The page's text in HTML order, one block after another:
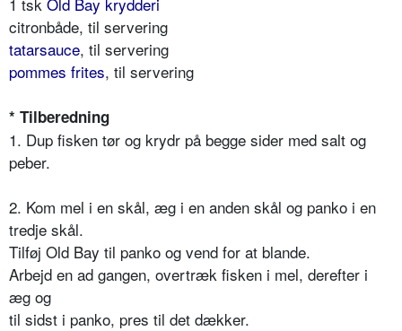
citronbåde, til servering
tatarsauce, til servering
pommes frites, til servering
* Tilberedning
1. Dup fisken tør og krydr på begge sider med salt og
peber.
2. Kom mel i en skål, æg i en anden skål og panko i en
tredje skål.
Tilføj Old Bay til panko og vend for at blande.
Arbejd en ad gangen, overtræk fisken i mel, derefter i
æg og
til sidst i panko, pres til det dækker.